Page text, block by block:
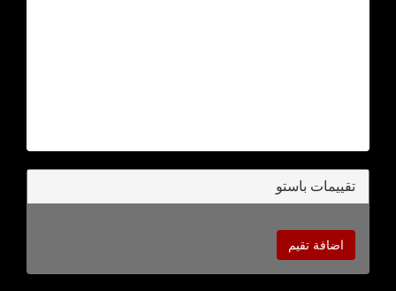
تقييمات باستو
اضافة تقيم